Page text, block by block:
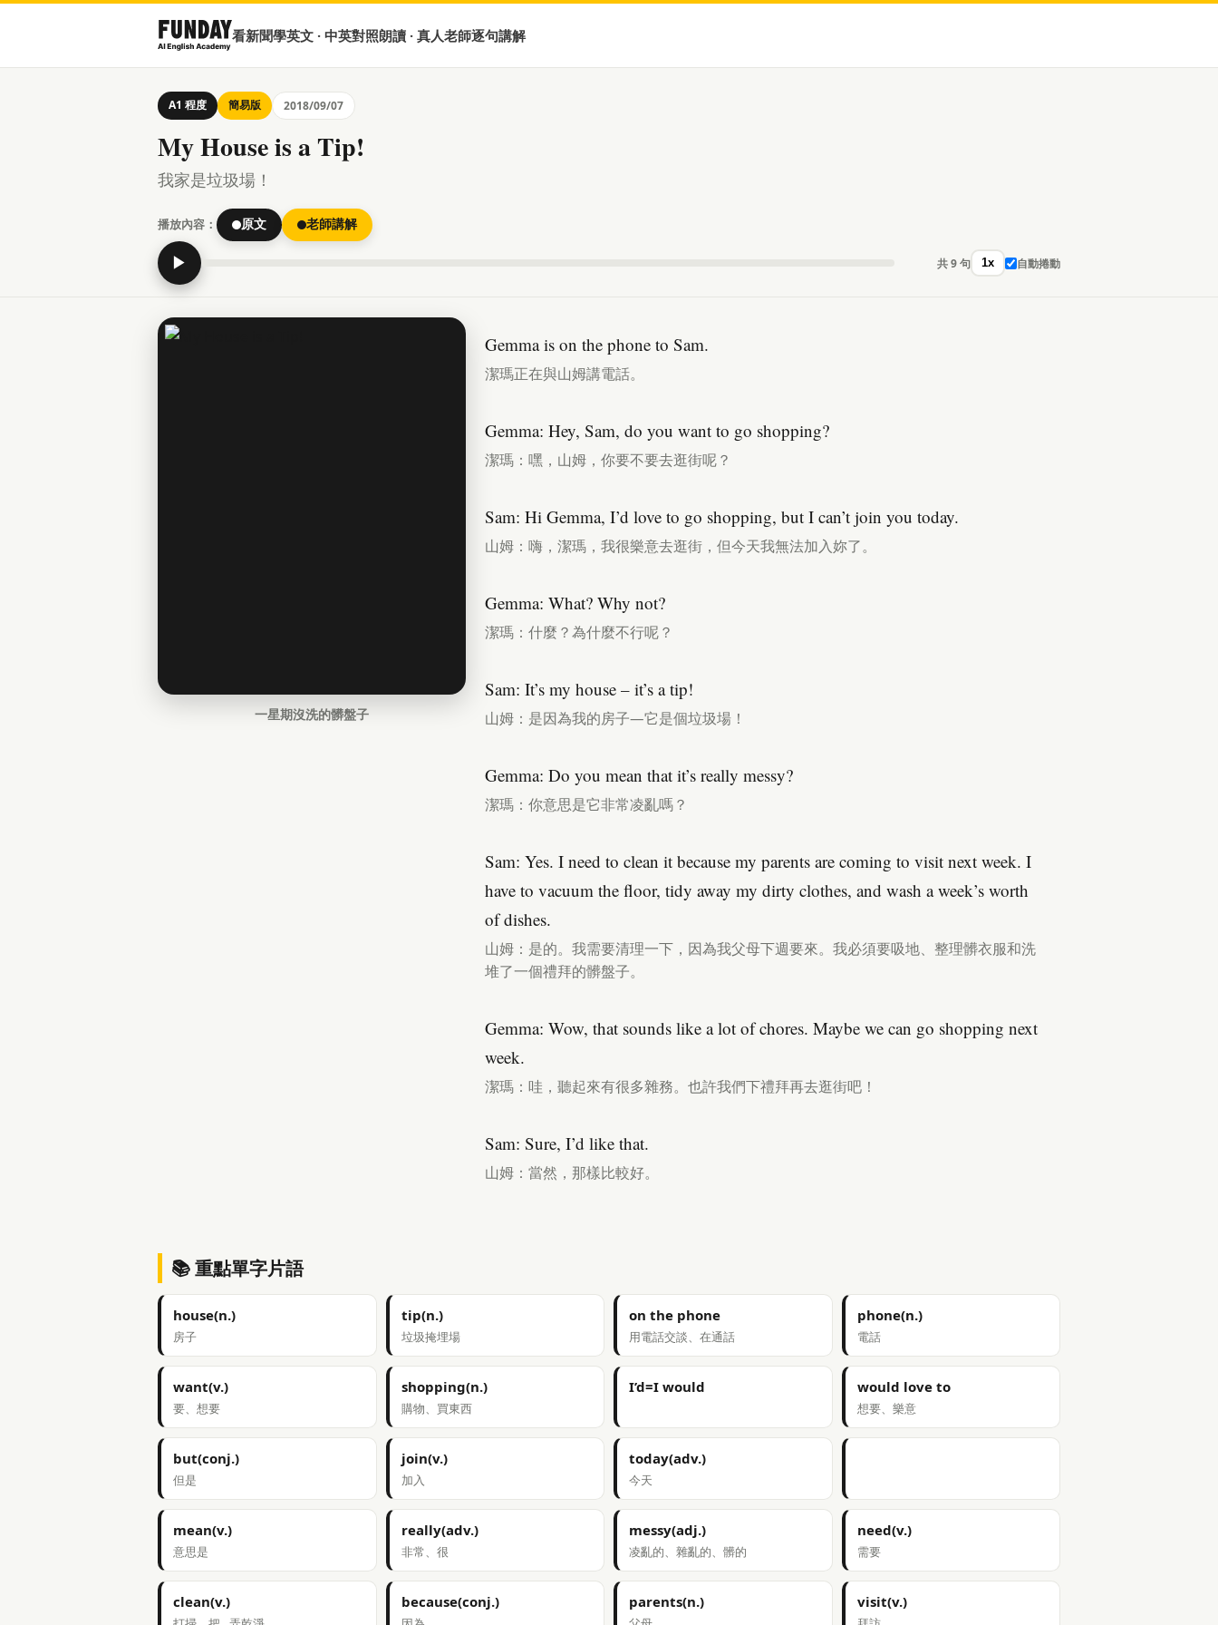
看新聞學英文 · 中英對照朗讀 · 真人老師逐句講解
A1 程度 簡易版 2018/09/07
My House is a Tip!
我家是垃圾場！
播放內容： 原文 老師講解
▶ 共 9 句 1x 自動捲動
一星期沒洗的髒盤子
Gemma is on the phone to Sam.
潔瑪正在與山姆講電話。
Gemma: Hey, Sam, do you want to go shopping?
潔瑪：嘿，山姆，你要不要去逛街呢？
Sam: Hi Gemma, I’d love to go shopping, but I can’t join you today.
山姆：嗨，潔瑪，我很樂意去逛街，但今天我無法加入妳了。
Gemma: What? Why not?
潔瑪：什麼？為什麼不行呢？
Sam: It’s my house – it’s a tip!
山姆：是因為我的房子—它是個垃圾場！
Gemma: Do you mean that it’s really messy?
潔瑪：你意思是它非常凌亂嗎？
Sam: Yes. I need to clean it because my parents are coming to visit next week. I
have to vacuum the floor, tidy away my dirty clothes, and wash a week’s worth
of dishes.
山姆：是的。我需要清理一下，因為我父母下週要來。我必須要吸地、整理髒衣服和洗
堆了一個禮拜的髒盤子。
Gemma: Wow, that sounds like a lot of chores. Maybe we can go shopping next
week.
潔瑪：哇，聽起來有很多雜務。也許我們下禮拜再去逛街吧！
Sam: Sure, I’d like that.
山姆：當然，那樣比較好。
📚 重點單字片語
house(n.)
房子
tip(n.)
垃圾掩埋場
on the phone
用電話交談、在通話
phone(n.)
電話
want(v.)
要、想要
shopping(n.)
購物、買東西
I’d=I would would love to
想要、樂意
but(conj.)
但是
join(v.)
加入
today(adv.)
今天
mean(v.)
意思是
really(adv.)
非常、很
messy(adj.)
凌亂的、雜亂的、髒的
need(v.)
需要
clean(v.) because(conj.) parents(n.) visit(v.)